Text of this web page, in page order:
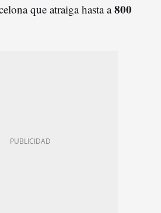
que atraiga hasta a800